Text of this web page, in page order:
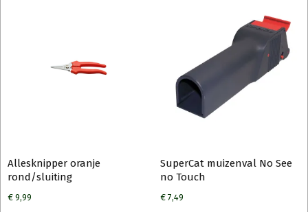
Allesknipper oranje
rond/sluiting
€ 9,99
SuperCat muizenval No See
no Touch
€7,49